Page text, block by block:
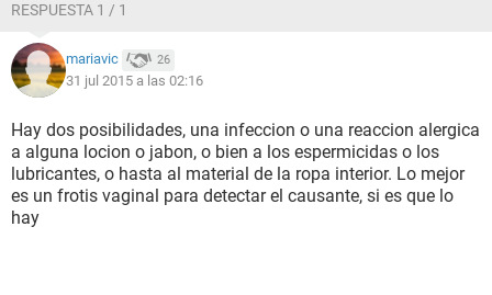
RESPUESTA 1 / 1
mariavic 26
31 jul 2015 a las 02:16
Hay dos posibilidades, una infeccion o una reaccion alergica
a alguna locion o jabon, o bien a los espermicidas o los
lubricantes, o hasta al material de la ropa interior. Lo mejor
es un frotis vaginal para detectar el causante, si es que lo
hay